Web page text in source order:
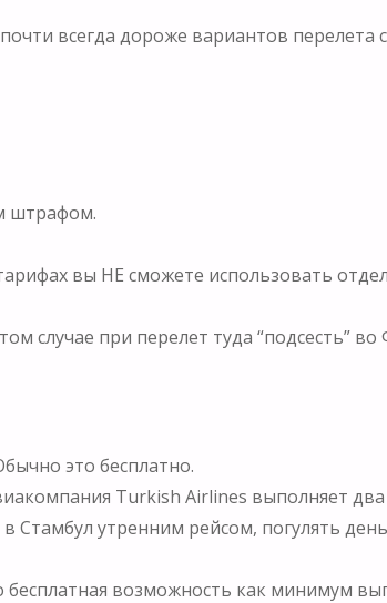
всегда дороже вариантов перелета
штрафом.
вы НЕ сможете использовать
при перелет туда “подсесть” во
это бесплатно.
Turkish Airlines выполняет
Стамбул утренним рейсом, погулять
возможность как минимум